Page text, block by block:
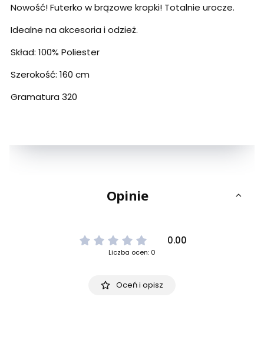
Nowość! Futerko w brązowe kropki! Totalnie urocze.
Idealne na akcesoria i odzież.
Skład: 100% Poliester
Szerokość: 160 cm
Gramatura 320
Opinie
0.00
Liczba ocen: 0
Oceń i opisz